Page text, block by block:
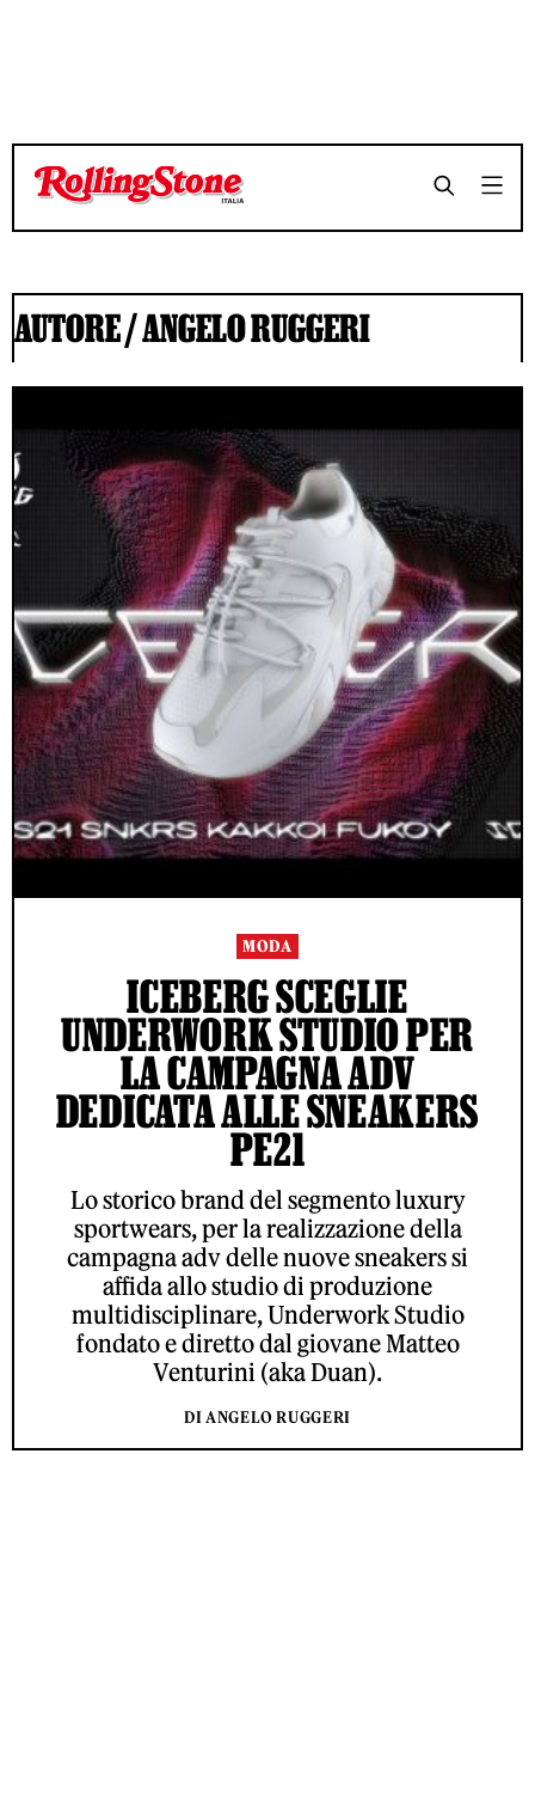
AUTORE /ANGELO RUGGERI
MODA
ICEBERG SCEGLIE
UNDERWORK STUDIO PER
LA CAMPAGNA ADV
DEDICATA ALLE SNEAKERS
PE21
Lo storico brand del segmento luxury
sportwears, per la realizzazione della
campagna adv delle nuove sneakers si
affida allo studio di produzione
multidisciplinare, Underwork Studio
fondato e diretto dal giovane Matteo
Venturini (aka Duan).
DI ANGELO RUGGERI